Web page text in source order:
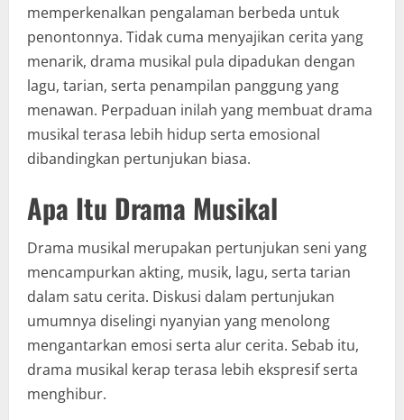
memperkenalkan pengalaman berbeda untuk
penontonnya. Tidak cuma menyajikan cerita yang
menarik, drama musikal pula dipadukan dengan
lagu, tarian, serta penampilan panggung yang
menawan. Perpaduan inilah yang membuat drama
musikal terasa lebih hidup serta emosional
dibandingkan pertunjukan biasa.
Apa Itu Drama Musikal
Drama musikal merupakan pertunjukan seni yang
mencampurkan akting, musik, lagu, serta tarian
dalam satu cerita. Diskusi dalam pertunjukan
umumnya diselingi nyanyian yang menolong
mengantarkan emosi serta alur cerita. Sebab itu,
drama musikal kerap terasa lebih ekspresif serta
menghibur.